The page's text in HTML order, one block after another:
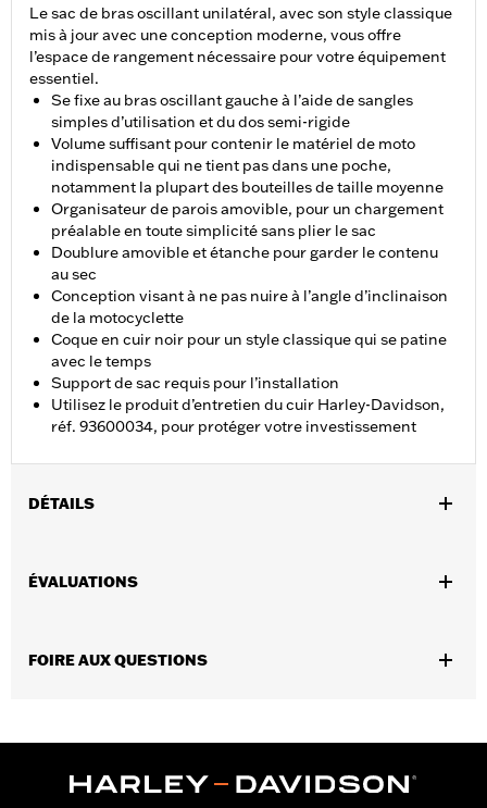
Le sac de bras oscillant unilatéral, avec son style classique
mis à jour avec une conception moderne, vous offre
l’espace de rangement nécessaire pour votre équipement
essentiel.
Se fixe au bras oscillant gauche à l’aide de sangles
simples d’utilisation et du dos semi-rigide
Volume suffisant pour contenir le matériel de moto
indispensable qui ne tient pas dans une poche,
notamment la plupart des bouteilles de taille moyenne
Organisateur de parois amovible, pour un chargement
préalable en toute simplicité sans plier le sac
Doublure amovible et étanche pour garder le contenu
au sec
Conception visant à ne pas nuire à l’angle d’inclinaison
de la motocyclette
Coque en cuir noir pour un style classique qui se patine
avec le temps
Support de sac requis pour l’installation
Utilisez le produit d’entretien du cuir Harley-Davidson,
réf. 93600034, pour protéger votre investissement
DÉTAILS
après. Les modèles RH1250S nécessitent l’achat séparé du
Instructions d’installation
d.com/warrantypour obtenir tous les détails
ÉVALUATIONS
FOIRE AUX QUESTIONS